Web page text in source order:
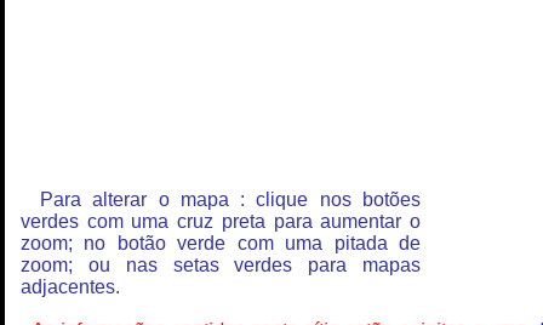
Para alterar o mapa : clique nos botões
verdes com uma cruz preta para aumentar o
zoom; no botão verde com uma pitada de
zoom; ou nas setas verdes para mapas
adjacentes.